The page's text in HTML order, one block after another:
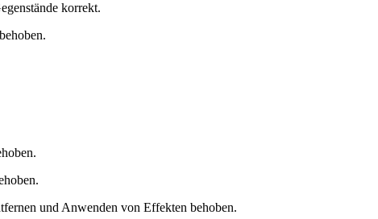
korrekt.
und Anwenden von Effekten behoben.